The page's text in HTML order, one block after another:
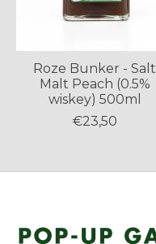
Roze Bunker - Salt
Malt Peach (0.5%
wiskey) 500ml
€23,50